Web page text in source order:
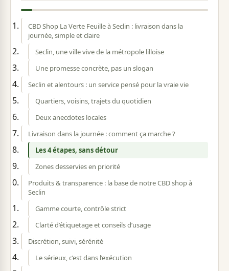
CBD Shop La Verte Feuille à Seclin : livraison dans la
journée, simple et claire
Seclin, une ville vive de la métropole lilloise
Une promesse concrète, pas un slogan
Seclin et alentours : un service pensé pour la vraie vie
Quartiers, voisins, trajets du quotidien
Deux anecdotes locales
Livraison dans la journée : comment ça marche ?
Les 4 étapes, sans détour
Zones desservies en priorité
Produits & transparence : la base de notre CBD shop à
Seclin
Gamme courte, contrôle strict
Clarté d’étiquetage et conseils d’usage
Discrétion, suivi, sérénité
Le sérieux, c’est dans l’exécution